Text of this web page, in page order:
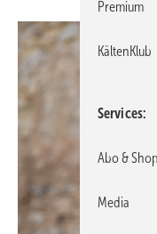
Premium
KältenKlub
Services
Abo & Shop
Media